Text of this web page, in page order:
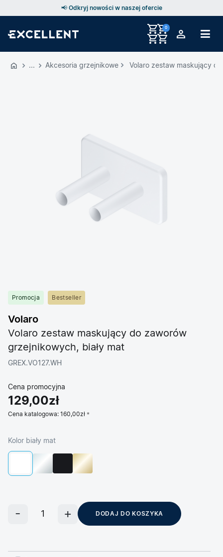
📢 Odkryj nowości w naszej ofercie
0
Akcesoria grzejnikowe Volaro zestaw maskujący
Promocja Bestseller
Volaro
Volaro zestaw maskujący do zaworów
grzejnikowych, biały mat
GREX.VO127.WH
Cena promocyjna
129,00zł
Cena katalogowa: 160,00zł
Kolor biały mat
DODAJ DO KOSZYKA